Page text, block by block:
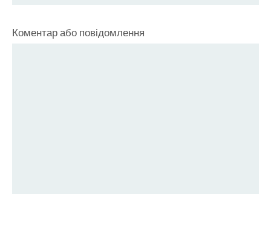
Коментар або повідомлення